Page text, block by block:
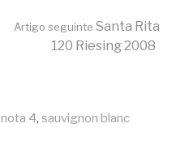
Artigo seguinte Santa Rita
120 Riesing 2008
nota 4, sauvignon blanc